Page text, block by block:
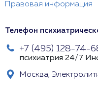
Правовая информация
Телефон
+7 (495) 128-74-
психиатрия 24/7
Москва,